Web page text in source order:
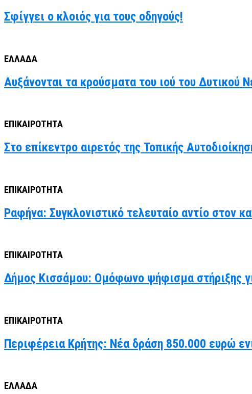
Σφίγγει ο κλοιός για τους οδηγούς!
ΕΛΛΑΔΑ
Αυξάνονται τα κρούσματα του ιού του Δυτικού
ΕΠΙΚΑΙΡΟΤΗΤΑ
Στο επίκεντρο αιρετός της Τοπικής
ΕΠΙΚΑΙΡΟΤΗΤΑ
Ραφήνα: Συγκλονιστικό τελευταίο αντίο στον
ΕΠΙΚΑΙΡΟΤΗΤΑ
Δήμος Κισσάμου: Ομόφωνο ψήφισμα στήριξης
ΕΠΙΚΑΙΡΟΤΗΤΑ
Περιφέρεια Κρήτης: Νέα δράση 850.000 ευρώ
ΕΛΛΑΔΑ